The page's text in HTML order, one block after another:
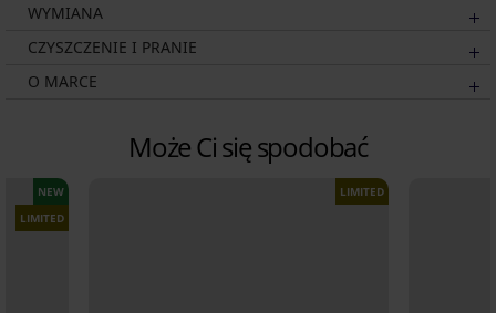
WYMIANA
CZYSZCZENIE I PRANIE
O MARCE
Może Ci się spodobać
NEW
LIMITED
LIMITED